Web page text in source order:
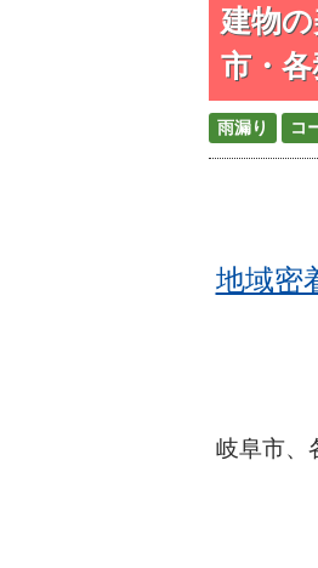
建物
市・
雨漏り コ
地域密
岐阜市、